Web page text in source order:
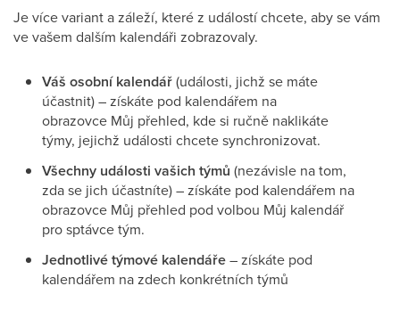
Je více variant a záleží, které z událostí chcete, aby se vám
ve vašem dalším kalendáři zobrazovaly.
Váš osobní kalendář(události, jichž se máte
účastnit)– získáte pod kalendářem na
obrazovce Můj přehled, kde si ručně naklikáte
týmy, jejichž události chcete synchronizovat.
Všechny události vašich týmů (nezávisle na tom,
zda se jich účastníte) – získáte pod kalendářem na
obrazovce Můj přehled pod volbou Můj kalendář
pro sptávce tým.
Jednotlivé týmové kalendáře– získáte pod
kalendářem na zdech konkrétních týmů